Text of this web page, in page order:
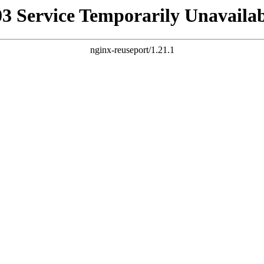
Service Temporarily
nginx-reuseport/1.21.1